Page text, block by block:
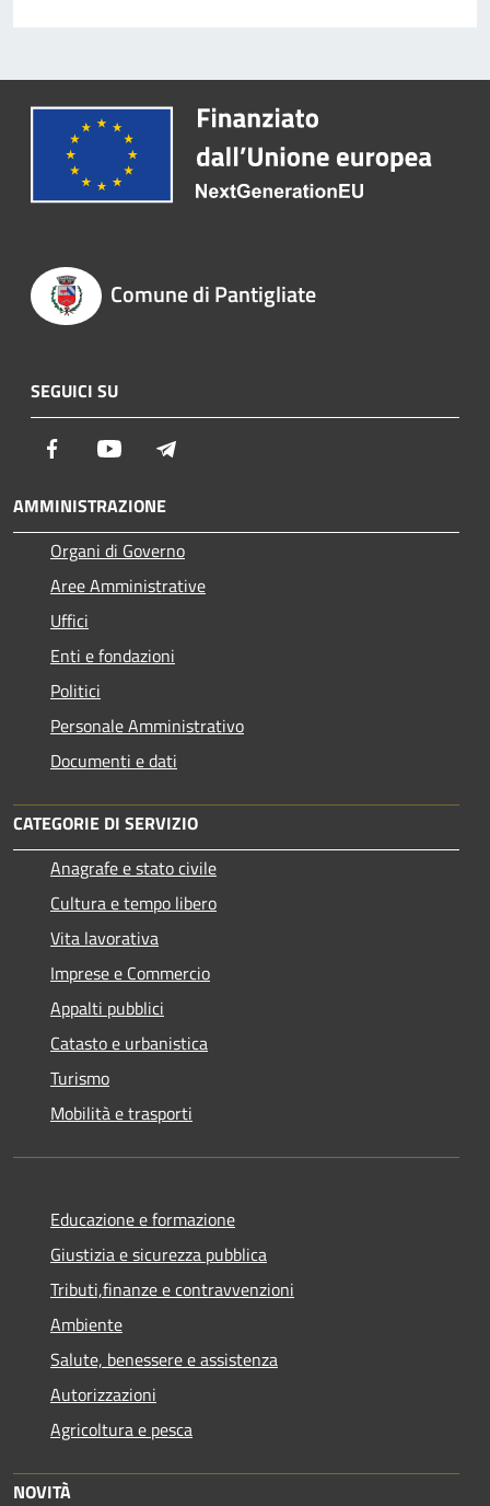
Comune di Pantigliate
SEGUICI SU
Facebook Youtube
AMMINISTRAZIONE
Organi di Governo
Aree Amministrative
Uffici
Enti e fondazioni
Politici
Personale Amministrativo
Documenti e dati
CATEGORIE DI SERVIZIO
Anagrafe e stato civile
Cultura e tempo libero
Vita lavorativa
Imprese e Commercio
Appalti pubblici
Catasto e urbanistica
Turismo
Mobilità e trasporti
Educazione e formazione
Giustizia e sicurezza pubblica
Tributi,finanze e contravvenzioni
Ambiente
Salute, benessere e assistenza
Autorizzazioni
Agricoltura e pesca
NOVITÀ